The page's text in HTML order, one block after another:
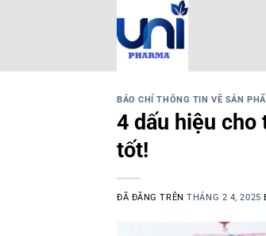
dung
BÁO CHÍ THÔNG TIN VỀ SẢN
4 dấu hiệu cho
tốt!
ĐÃ ĐĂNG TRÊNTHÁNG 2 4, 2025